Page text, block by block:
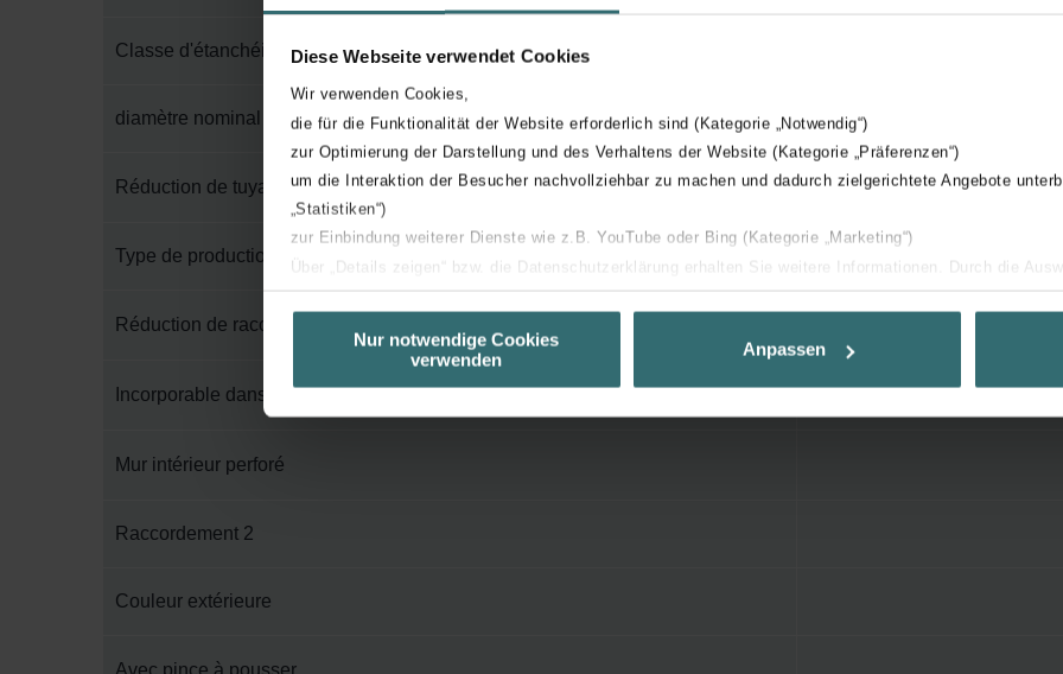
Diese Webseite verwendet Cookies
Wir verwenden Cookies,
die für die Funktionalität der Website erforderlich sind (Kategorie „Notwendig“)
zur Optimierung der Darstellung und des Verhaltens der Website (Kategorie „Präferenzen“)
um die Interaktion der Besucher nachvollziehbar zu machen und dadurch zielgerichtete Angebote
„Statistiken“)
zur Einbindung weiterer Dienste wie z.B. YouTube oder Bing (Kategorie „Marketing“)
Über „Details zeigen“ bzw. die Datenschutzerklärung erhalten Sie weitere Informationen. Durch die
unserer Website verwenden, um Ihnen die bestmögliche Nutzererfahrung zu ermöglichen und Ihnen
basierend auf Ihren Interessen zur Verfügung zu stellen. Alle Einwilligungen können Sie
Datenschutzerklärung widerrufen.
Zehnder Group İç Mekan İklimlendirme Sanayi ve Ticaret Limitet Şirketi: Web Sitesi Çerezleri
Nur notwendige Cookies
verwenden
Anpassen
Classe d'étanchéité à l'air selon EN 1751
diamètre nominal conduite raccordement 2
Réduction de tuyau
Type de production
Réduction de raccord
Incorporable dans le béton
Mur intérieur perforé
Raccordement 2
Couleur extérieure